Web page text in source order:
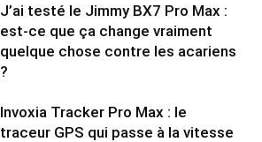
J’ai testé le Jimmy BX7 Pro Max :
est-ce que ça change vraiment
quelque chose contre les acariens
?
Invoxia Tracker Pro Max : le
traceur GPS qui passe à la vitesse